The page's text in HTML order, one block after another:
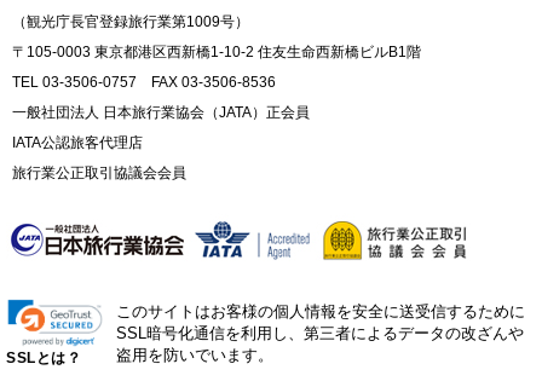
（観光庁長官登録旅行業第1009号）
〒105-0003 東京都港区西新橋1-10-2 住友生命西新橋ビルB1階
TEL 03-3506-0757 FAX 03-3506-8536
一般社団法人 日本旅行業協会（JATA）正会員
IATA公認旅客代理店
旅行業公正取引協議会会員
SSLとは？
このサイトはお客様の個人情報を安全に送受信するために
SSL暗号化通信を利用し、第三者によるデータの改ざんや
盗用を防いでいます。